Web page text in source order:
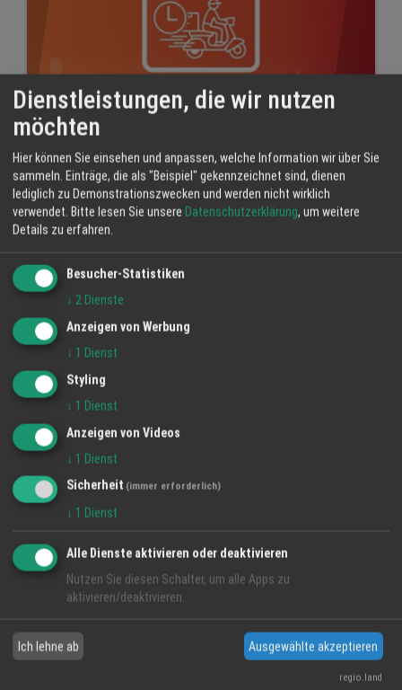
Gratis Einrichtung für Ihren Abhol- und
Lieferservice
Gewinnblick Kassensysteme CKS GmbH
Kassensystem
Ortenau
Dienstleistungen, die wir nutzen
möchten
Hier können Sie einsehen und anpassen, welche Information wir über Sie
sammeln. Einträge, die als "Beispiel" gekennzeichnet sind, dienen
lediglich zu Demonstrationszwecken und werden nicht wirklich
verwendet. Bitte lesen Sie unsere Datenschutzerklärung, um weitere
Details zu erfahren.
Besucher-Statistiken
↓ 2 Dienste
Anzeigen von Werbung
↓ 1 Dienst
Styling
↓ 1 Dienst
Anzeigen von Videos
↓ 1 Dienst
Sicherheit (immer erforderlich)
↓ 1 Dienst
Alle Dienste aktivieren oder deaktivieren
Nutzen Sie diesen Schalter, um alle Apps zu
aktivieren/deaktivieren.
Ich lehne ab Ausgewählte akzeptieren
regio.land